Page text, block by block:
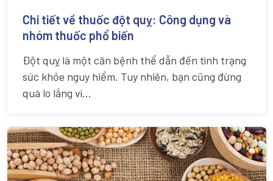
Chi tiết về thuốc đột quỵ: Công dụng và
nhóm thuốc phổ biến
Đột quỵ là một căn bệnh thể dẫn đến tình trạng
sức khỏe nguy hiểm. Tuy nhiên, bạn cũng đừng
quá lo lắng vì...